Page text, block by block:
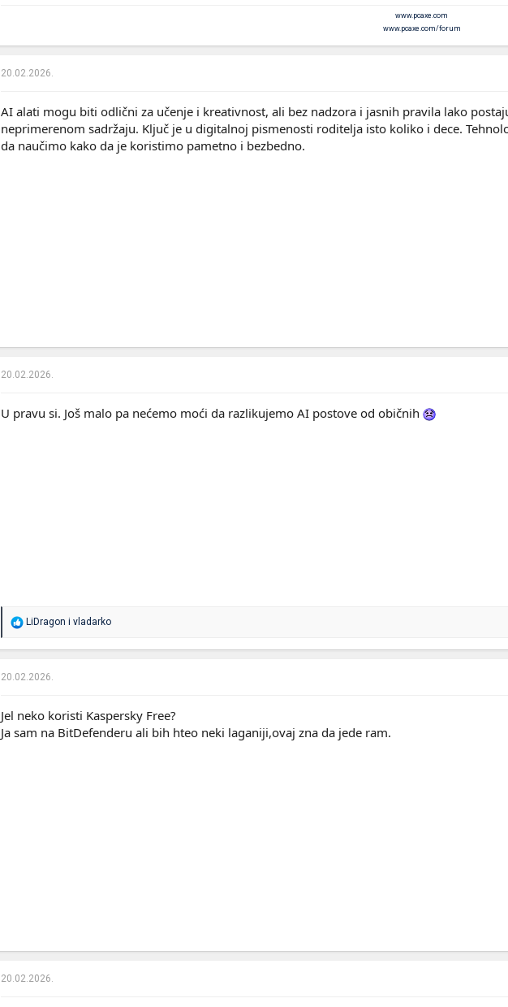
www.pcaxe.com
www.pcaxe.com/forum
20.02.2026.
AI alati mogu biti odlični za učenje i kreativnost, ali bez nadzora i jasnih pravila lako
neprimerenom sadržaju. Ključ je u digitalnoj pismenosti roditelja isto koliko i dece.
da naučimo kako da je koristimo pametno i bezbedno.
20.02.2026.
U pravu si. Još malo pa nećemo moći da razlikujemo AI postove od običnih
R
o
n
a
LiDragon i vladarko
20.02.2026.
Jel neko koristi Kaspersky Free?
Ja sam na BitDefenderu ali bih hteo neki laganiji,ovaj zna da jede ram.
20.02.2026.